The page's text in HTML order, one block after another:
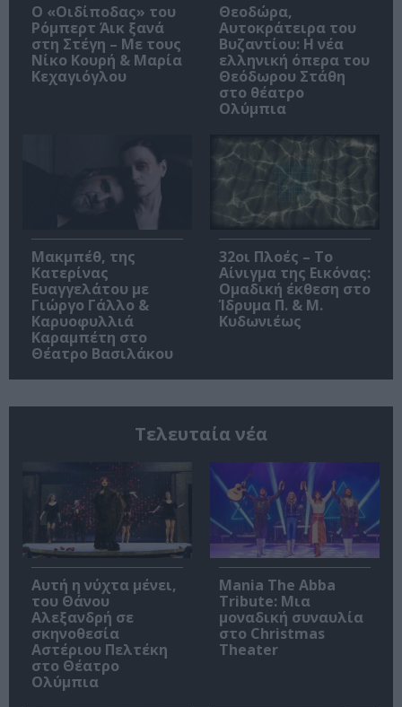
O «Οιδίποδας» του
Ρόμπερτ Άικ ξανά
στη Στέγη – Με τους
Νίκο Κουρή & Μαρία
Κεχαγιόγλου
Θεοδώρα,
Αυτοκράτειρα του
Βυζαντίου: Η νέα
ελληνική όπερα του
Θεόδωρου Στάθη
στο θέατρο
Ολύμπια
Μακμπέθ, της
Κατερίνας
Ευαγγελάτου με
Γιώργο Γάλλο &
Καρυοφυλλιά
Καραμπέτη στο
Θέατρο Βασιλάκου
32οι Πλοές – Το
Αίνιγμα της Εικόνας:
Ομαδική έκθεση στο
Ίδρυμα Π. & Μ.
Κυδωνιέως
Τελευταία νέα
Αυτή η νύχτα μένει,
του Θάνου
Αλεξανδρή σε
σκηνοθεσία
Αστέριου Πελτέκη
στο Θέατρο
Ολύμπια
Mania The Abba
Tribute: Μια
μοναδική συναυλία
στο Christmas
Theater